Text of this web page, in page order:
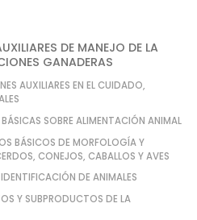
DE MANEJO DE LA
GANADERAS
AUXILIARES EN EL CUIDADO,
SOBRE ALIMENTACIÓN ANIMAL
BÁSICOS DE MORFOLOGÍA Y
CONEJOS, CABALLOS Y AVES
DE ANIMALES
Y SUBPRODUCTOS DE LA